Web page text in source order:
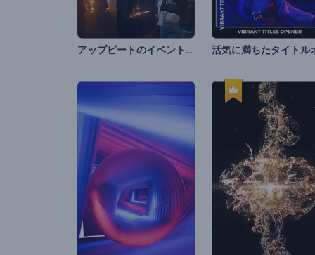
アップビートのイベント用オープニング動画